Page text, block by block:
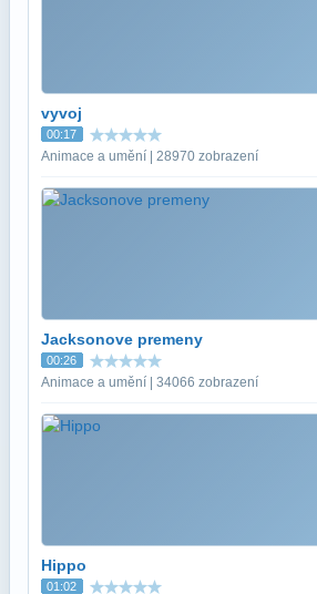
vyvoj
00:17
Animace a umění | 28970 zobrazení
Jacksonove premeny
00:26
Animace a umění | 34066 zobrazení
Hippo
01:02